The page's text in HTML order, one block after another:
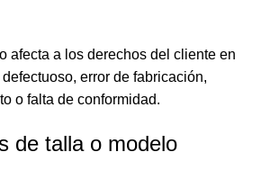
afecta a los derechos del cliente en
error de fabricación,
o falta de conformidad.
de talla o modelo